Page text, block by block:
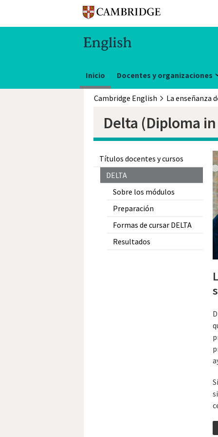
Inicio Docentes y organizaciones
Cambridge English
Delta (Diploma
Títulos docentes y cursos
DELTA
Sobre los módulos
Preparación
Formas de cursar DELTA
Resultados